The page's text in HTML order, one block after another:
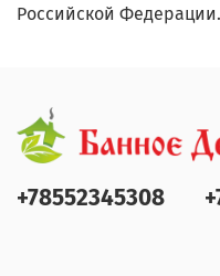
Российской Федерации.
+78552345308